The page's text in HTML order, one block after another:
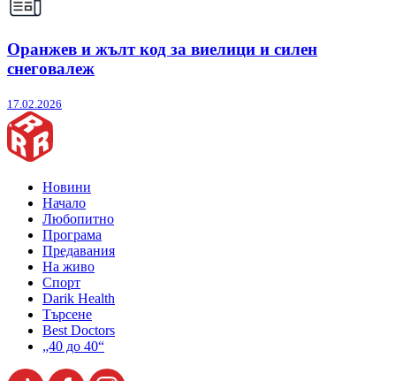
Оранжев и жълт код за виелици и силен
снеговалеж
17.02.2026
Новини
Начало
Любопитно
Програма
Предавания
На живо
Спорт
Darik Health
Търсене
Best Doctors
„40 до 40“